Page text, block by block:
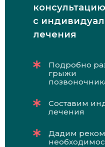
с
лечения
Подробно
грыжи
Составим
лечения
Дадим